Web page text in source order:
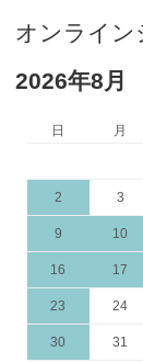
オンライン
2026年8月
日 月
2 3
9 10
16 17
23 24
30 31